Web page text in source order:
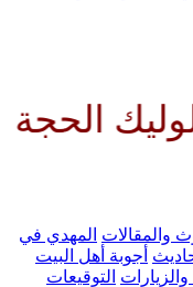
بن الحسن
في
البيت